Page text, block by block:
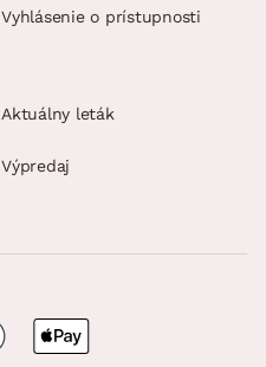
Vyhlásenie o prístupnosti
Aktuálny leták
Výpredaj